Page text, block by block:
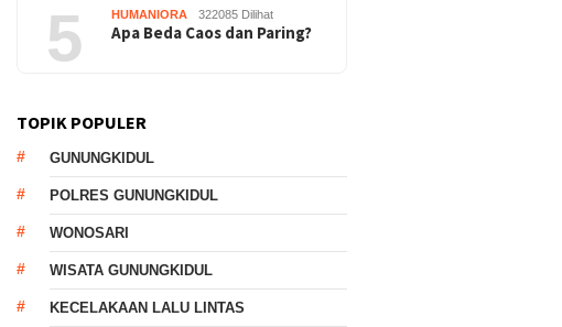
5 HUMANIORA 322085 Dilihat
Apa Beda Caos dan Paring?
TOPIK POPULER
GUNUNGKIDUL
POLRES GUNUNGKIDUL
WONOSARI
WISATA GUNUNGKIDUL
KECELAKAAN LALU LINTAS